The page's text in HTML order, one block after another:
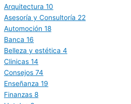
Arquitectura 10
Asesoría y Consultoría 22
Automoción 18
Banca 16
Belleza y estética 4
Clinicas 14
Consejos 74
Enseñanza 19
Finanzas 8